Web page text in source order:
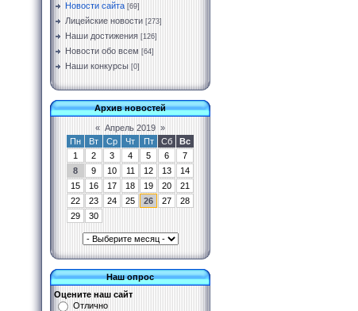
Новости сайта [69]
Лицейские новости [273]
Наши достижения [126]
Новости обо всем [64]
Наши конкурсы [0]
Архив новостей
« Апрель 2019 »
Пн
Вт Ср Чт Пт Сб
Вс
1
2 3 4 5 6
7
8
9 10 11 12 13
14
15
16 17 18 19 20
21
22
23 24 25 26 27
28
29
30
Наш опрос
Оцените наш сайт
Отлично